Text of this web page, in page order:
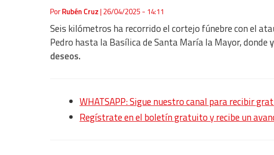
PorRubén Cruz| 26/04/2025 - 14:11
Seis kilómetros ha recorrido el cortejo fúnebre con el
Pedro hasta la Basílica de Santa María la Mayor, donde
deseos.
WHATSAPP: Sigue nuestro canal para recibir
Regístrate en el boletín gratuito y recibe un